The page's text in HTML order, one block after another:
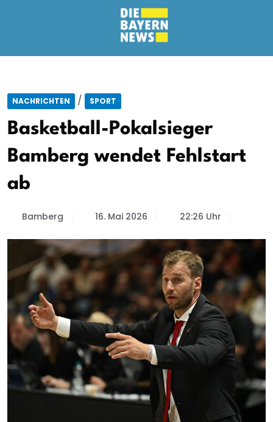
NACHRICHTEN / SPORT
Basketball-Pokalsieger
Bamberg wendet Fehlstart
ab
Bamberg 16. Mai 2026 22:26 Uhr